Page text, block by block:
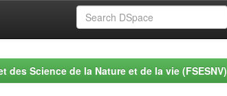
des Science de la Nature et de la vie (FSESNV)